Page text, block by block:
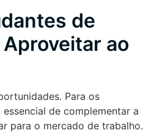
de
ao
Para os
de complementar a
para o mercado de trabalho.